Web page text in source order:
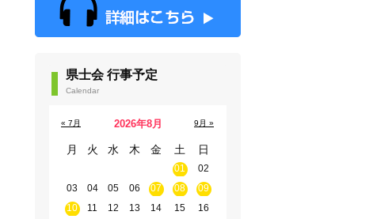
県士会 行事予定
Calendar
2026年8月
月 火 水 木 金 土 日
01
02
03
04 05 06 07 08
09
10
11 12 13 14 15
16
« 7月 9月 »